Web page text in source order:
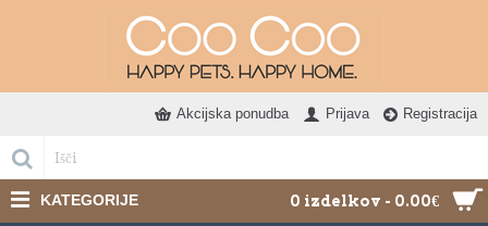
0 izdelkov - 0.00€
Akcijska ponudba Prijava Registracija
KATEGORIJE